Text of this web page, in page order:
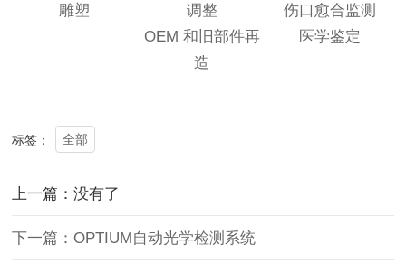
雕塑
调整
OEM 和旧部件再
造
伤口愈合监测
医学鉴定
标签： 全部
上一篇：没有了
下一篇：OPTIUM自动光学检测系统